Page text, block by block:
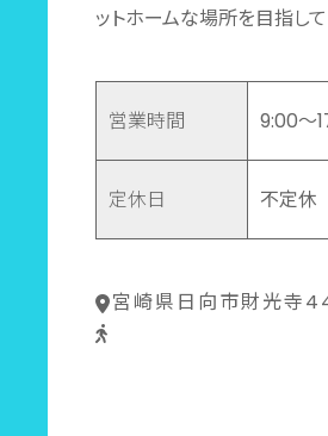
ットホームな場所を目指して
営業時間 9:00～
定休日 不定休
宮崎県日向市財光寺